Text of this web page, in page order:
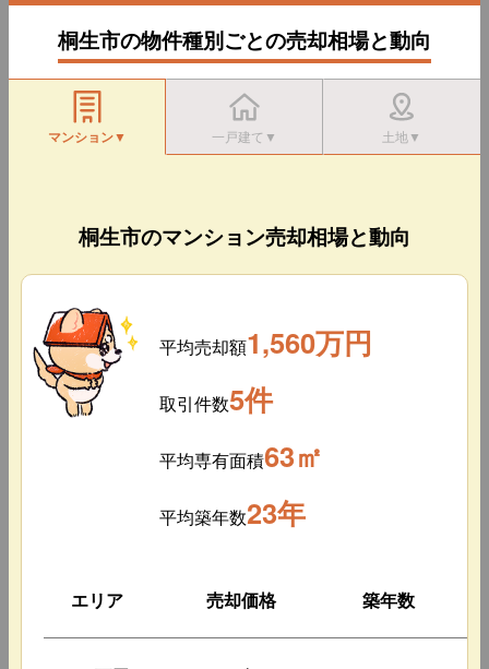
桐生市の物件種別ごとの売却相場と動向
マンション▼ 一戸建て▼ 土地▼
桐生市のマンション売却相場と動向
平均売却額1,560万円
取引件数5件
平均専有面積63㎡
平均築年数23年
エリア 売却価格 築年数